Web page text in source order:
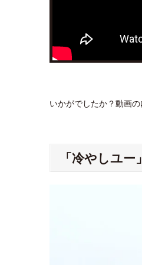
いかがでしたか？動画
「冷やしユ